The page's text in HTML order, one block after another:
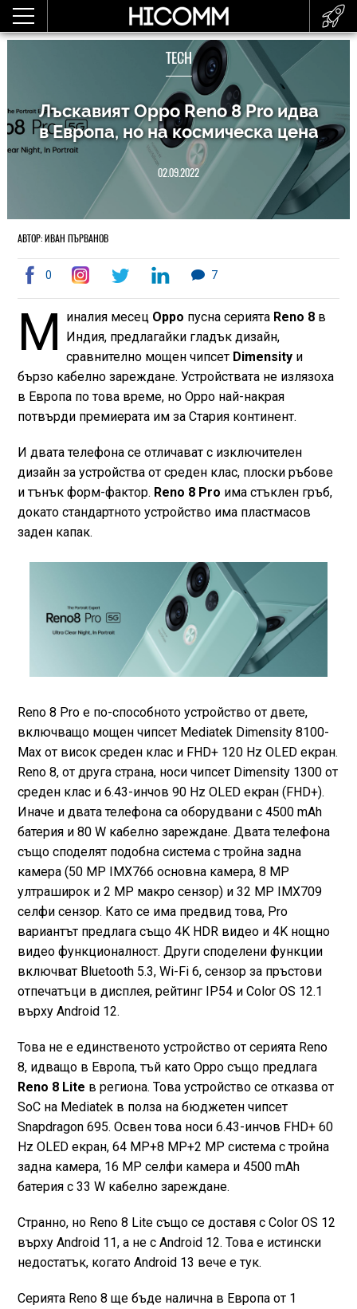
TECH
Лъскавият Oppo Reno 8 Pro идва
в Европа, но на космическа цена
02.09.2022
АВТОР: ИВАН ПЪРВАНОВ
0 7
М иналия месец Oppo пусна серията Reno 8 в
Индия, предлагайки гладък дизайн,
сравнително мощен чипсет Dimensity и
бързо кабелно зареждане. Устройствата не излязоха
в Европа по това време, но Oppo най-накрая
потвърди премиерата им за Стария континент.
И двата телефона се отличават с изключителен
дизайн за устройства от среден клас, плоски ръбове
и тънък форм-фактор. Reno 8 Pro има стъклен гръб,
докато стандартното устройство има пластмасов
заден капак.
Reno 8 Pro е по-способното устройство от двете,
включващо мощен чипсет Mediatek Dimensity 8100-
Max от висок среден клас и FHD+ 120 Hz OLED екран.
Reno 8, от друга страна, носи чипсет Dimensity 1300 от
среден клас и 6.43-инчов 90 Hz OLED екран (FHD+).
Иначе и двата телефона са оборудвани с 4500 mAh
батерия и 80 W кабелно зареждане. Двата телефона
също споделят подобна система с тройна задна
камера (50 MP IMX766 основна камера, 8 MP
ултраширок и 2 MP макро сензор) и 32 MP IMX709
селфи сензор. Като се има предвид това, Pro
вариантът предлага също 4K HDR видео и 4K нощно
видео функционалност. Други споделени функции
включват Bluetooth 5.3, Wi-Fi 6, сензор за пръстови
отпечатъци в дисплея, рейтинг IP54 и Color OS 12.1
върху Android 12.
Това не е единственото устройство от серията Reno
8, идващо в Европа, тъй като Oppo също предлага
Reno 8 Lite в региона. Това устройство се отказва от
SoC на Mediatek в полза на бюджетен чипсет
Snapdragon 695. Освен това носи 6.43-инчов FHD+ 60
Hz OLED екран, 64 MP+8 MP+2 MP система с тройна
задна камера, 16 MP селфи камера и 4500 mAh
батерия с 33 W кабелно зареждане.
Странно, но Reno 8 Lite също се доставя с Color OS 12
върху Android 11, а не с Android 12. Това е истински
недостатък, когато Android 13 вече е тук.
Серията Reno 8 ще бъде налична в Европа от 1